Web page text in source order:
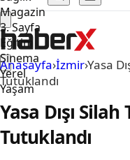
Magazin
3. Sayfa
Eğitim
Sinema
Yerel
Yaşam
Anasayfa›İzmir›Yasa
Tutuklandı
Yasa Dışı
Tutuklandı